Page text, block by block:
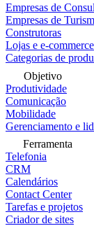
Empresas de
Empresas de
Construtoras
Lojas e e-commerce
Categorias de
Objetivo
Produtividade
Comunicação
Mobilidade
Gerenciamento e
Ferramenta
Telefonia
CRM
Calendários
Contact Center
Tarefas e projetos
Criador de sites